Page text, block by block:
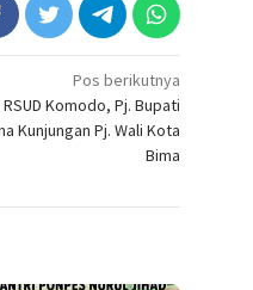
Pos berikutnya
Komodo, Pj. Bupati
Kunjungan Pj. Wali Kota
Bima